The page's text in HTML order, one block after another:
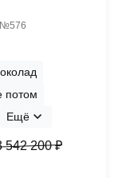
№576
потом
Ещё
542 200 ₽